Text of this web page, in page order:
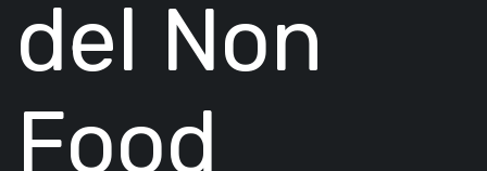
del Non
Food